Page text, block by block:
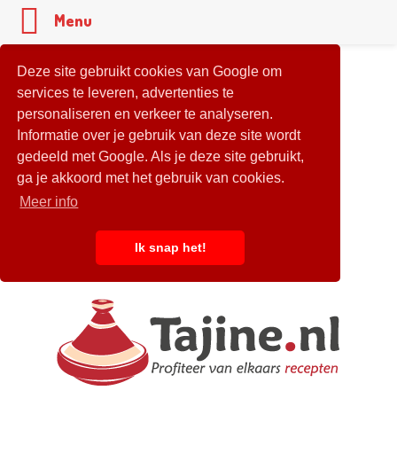
Deze site gebruikt cookies van Google om
services te leveren, advertenties te
personaliseren en verkeer te analyseren.
Informatie over je gebruik van deze site wordt
gedeeld met Google. Als je deze site gebruikt,
ga je akkoord met het gebruik van cookies.
Meer info
Ik snap het!
Menu